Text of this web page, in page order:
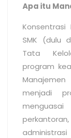
Apa itu
SMK (dulu
Tata
program
menjadi